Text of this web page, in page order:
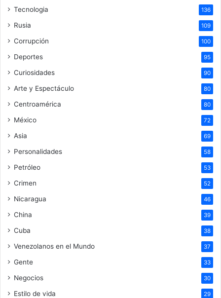
Tecnologia 136
Rusia 109
Corrupción 100
Deportes 95
Curiosidades 90
Arte y Espectáculo 80
Centroamérica 80
México 72
Asia 69
Personalidades 58
Petróleo 53
Crimen 52
Nicaragua 46
China 39
Cuba 38
Venezolanos en el Mundo 37
Gente 33
Negocios 30
Estilo de vida 29